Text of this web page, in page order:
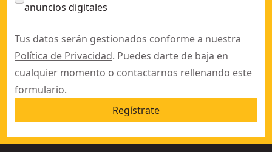
anuncios digitales
Tus datos serán gestionados conforme a nuestra
Política de Privacidad. Puedes darte de baja en
cualquier momento o contactarnos rellenando este
formulario.
Regístrate